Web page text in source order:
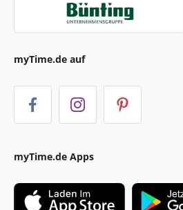
myTime.de auf
myTime.de Apps